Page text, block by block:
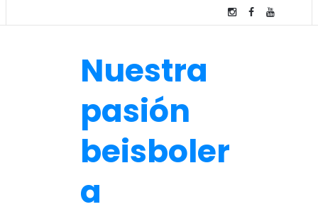
Nuestra
pasión
beisboler
a